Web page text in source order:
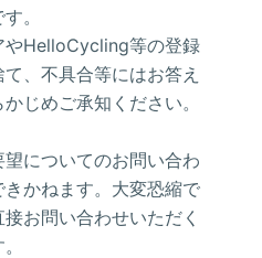
。
やHelloCycling等の登録
、不具合等にはお答え
じめご承知ください。
についてのお問い合わ
かねます。大変恐縮で
お問い合わせいただく